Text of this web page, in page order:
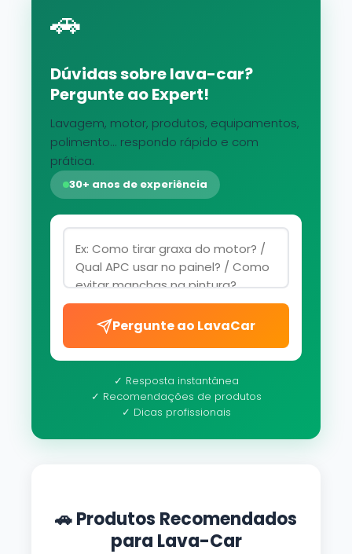
🚗
Dúvidas sobre lava-car?
Pergunte ao Expert!
Lavagem, motor, produtos, equipamentos,
polimento... respondo rápido e com
prática.
30+ anos de experiência
Pergunte ao LavaCar
✓ Resposta instantânea
✓ Recomendações de produtos
✓ Dicas profissionais
🚗 Produtos Recomendados
para Lava-Car